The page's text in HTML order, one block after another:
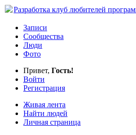
Разработка клуб любителей
Записи
Сообщества
Люди
Фото
Привет, Гость!
Войти
Регистрация
Живая лента
Найти людей
Личная страница